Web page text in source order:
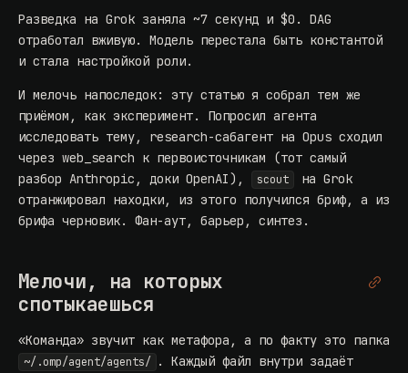
Разведка на Grok заняла ~7 секунд и $0. DAG
отработал вживую. Модель перестала быть константой
и стала настройкой роли.
И мелочь напоследок: эту статью я собрал тем же
приёмом, как эксперимент. Попросил агента
исследовать тему, research-сабагент на Opus сходил
через web_search к первоисточникам (тот самый
разбор Anthropic, доки OpenAI),
scout
на Grok
отранжировал находки, из этого получился бриф, а из
брифа черновик. Фан-аут, барьер, синтез.
Мелочи, на которых
спотыкаешься
«Команда» звучит как метафора, а по факту это папка
~/.omp/agent/agents/
. Каждый файл внутри задаёт